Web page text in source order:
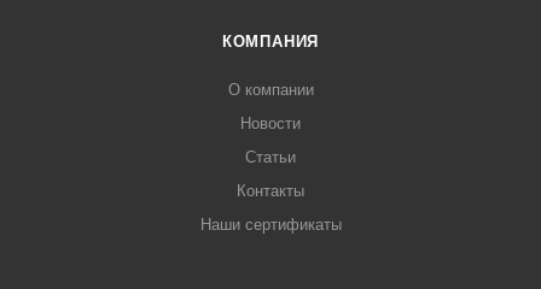
КОМПАНИЯ
О компании
Новости
Статьи
Контакты
Наши сертификаты